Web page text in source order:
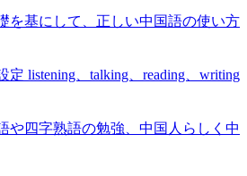
を基にして、正しい中国語の使い方
listening、talking、reading、writing
や四字熟語の勉強、中国人らしく中